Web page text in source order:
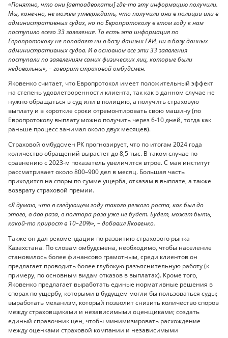
«Понятно, что они [автоадвокаты] где-то эту информацию получили.
Мы, конечно, не можем утверждать, что получили они в полиции или в
административных судах, но по Европротоколу в этом году к нам
поступило всего 33 заявления. То есть эта информация по
Европротоколу не попадает ни в базу данных ГАИ, ни в базу данных
административных судов. И в основном все эти 33 заявления
поступали по заявлениям самих физических лиц, которые были
недовольны», – говорит страховой омбудсмен.
Яковенко считает, что Европротокол имеет положительный эффект
на степень удовлетворенности клиента, так как в данном случае не
нужно обращаться в суд или в полицию, а получить страховую
выплату и в короткие сроки отремонтировать свою машину (по
Европротоколу выплату можно получить через 6-10 дней, тогда как
раньше процесс занимал около двух месяцев).
Страховой омбудсмен РК прогнозирует, что по итогам 2024 года
количество обращений вырастет до 8,5 тыс. В таком случае по
сравнению с 2023-м показатель увеличится втрое. С мая институт
рассматривает около 800–900 дел в месяц. Большая часть
приходится на споры по сумме ущерба, отказам в выплате, а также
возврату страховой премии.
«Я думаю, что в следующем году такого резкого роста, как был до
этого, в два раза, в полтора раза уже не будет. Будет, может быть,
какой-то прирост в 10–20%», – добавил Яковенко.
Также он дал рекомендации по развитию страхового рынка
Казахстана. По словам омбудсмена, необходимо, чтобы население
становилось более финансово грамотным, среди клиентов он
предлагает проводить более глубокую разъяснительную работу (к
примеру, по основным видам отказов в выплатах). Кроме того,
Яковенко предлагает выработать единые нормативные решения в
спорах по ущербу, которыми в будущем могли бы пользоваться суды;
выработать механизм, который позволит снизить количество споров
между страховщиками и независимыми оценщиками; создать
единый справочник цен, чтобы минимизировать расхождение
между оценками страховой компании и независимыми